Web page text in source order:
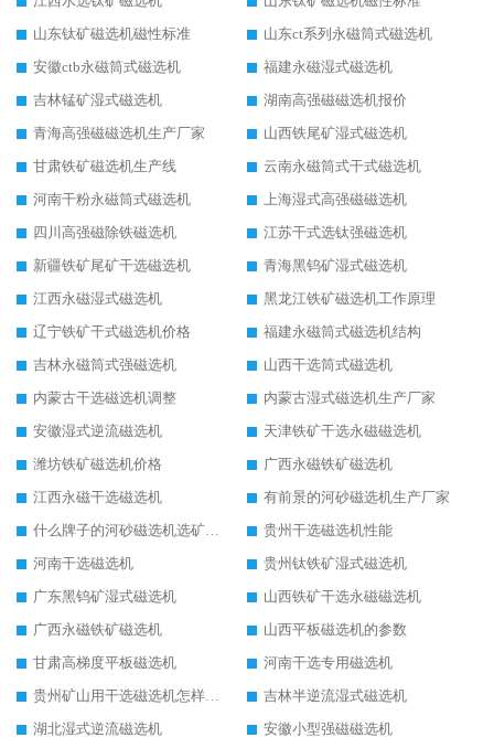
山东钛矿磁选机磁性标准
山东ct系列永磁筒式磁选机
安徽ctb永磁筒式磁选机
福建永磁湿式磁选机
吉林锰矿湿式磁选机
湖南高强磁磁选机报价
青海高强磁磁选机生产厂家
山西铁尾矿湿式磁选机
甘肃铁矿磁选机生产线
云南永磁筒式干式磁选机
河南干粉永磁筒式磁选机
上海湿式高强磁磁选机
四川高强磁除铁磁选机
江苏干式选钛强磁选机
新疆铁矿尾矿干选磁选机
青海黑钨矿湿式磁选机
江西永磁湿式磁选机
黑龙江铁矿磁选机工作原理
辽宁铁矿干式磁选机价格
福建永磁筒式磁选机结构
吉林永磁筒式强磁选机
山西干选筒式磁选机
内蒙古干选磁选机调整
内蒙古湿式磁选机生产厂家
安徽湿式逆流磁选机
天津铁矿干选永磁磁选机
潍坊铁矿磁选机价格
广西永磁铁矿磁选机
江西永磁干选磁选机
有前景的河砂磁选机生产厂家
贵州干选磁选机性能
河南干选磁选机
贵州钛铁矿湿式磁选机
广东黑钨矿湿式磁选机
山西铁矿干选永磁磁选机
广西永磁铁矿磁选机
山西平板磁选机的参数
甘肃高梯度平板磁选机
河南干选专用磁选机
吉林半逆流湿式磁选机
湖北湿式逆流磁选机
安徽小型强磁磁选机